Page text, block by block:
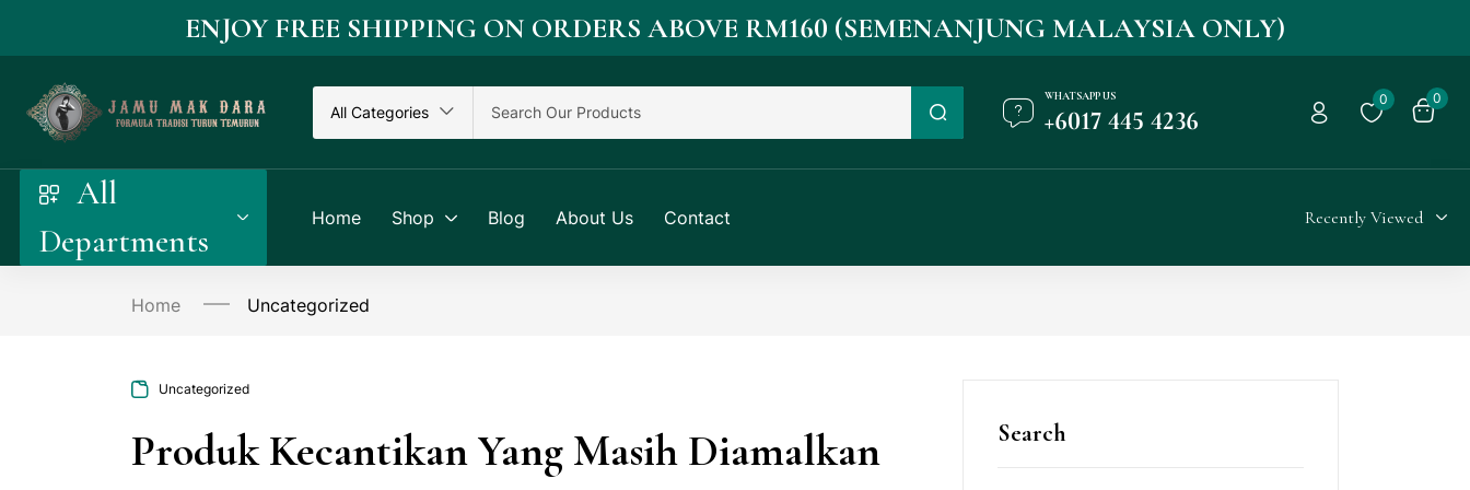
ENJOY FREE SHIPPING ON ORDERS ABOVE RM160 (SEMENANJUNG MALAYSIA ONLY)
All Categories
WHATSAPP US
+6017 445 4236
0 0
All
Departments
Home Shop Blog About Us Contact Recently Viewed
Home Uncategorized
Search
Uncategorized
Produk Kecantikan Yang Masih Diamalkan